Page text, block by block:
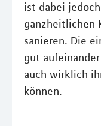
ist dabei
ganzheitlichen
sanieren. Die
gut
auch wirklich
können.